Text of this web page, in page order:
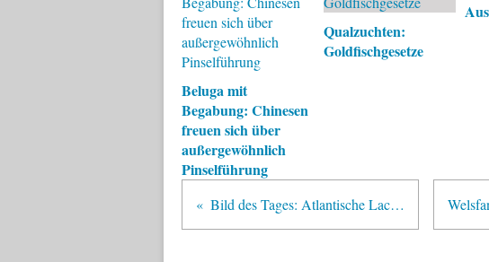
Beluga mit
Begabung: Chinesen
freuen sich über
außergewöhnlich
Pinselführung
Qualzuchten:
Goldfischgesetze
Bild des Tages: Atlantische Lachslarve